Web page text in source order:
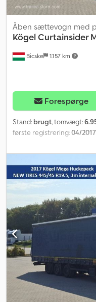
Bicske 1.157 km
Åben sættevogn med
KögelCurtainsider
Forespørge
Stand: brugt, tomvægt:
første registrering:04/2017
, Egentvægt:
tilgængelige køretøjer på
finansiering? Vi tilbyder
komplette serviceaftaler
rådighed for en personlig